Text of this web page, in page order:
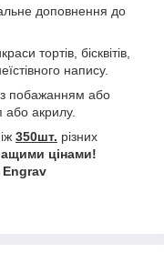
доповнення до
тортів, бісквітів,
напису.
побажанням або
або акрилу.
350шт. різних
цінами!
Engrav